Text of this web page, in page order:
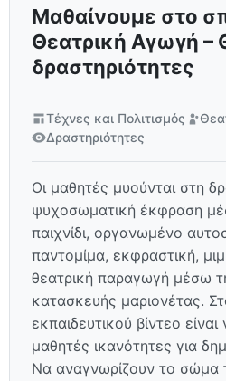
Μαθαίνουμε στο
Θεατρική Αγωγή –
δραστηριότητες
Τέχνες και Πολιτισμός
Δραστηριότητες
Οι μαθητές μυούνται στη
ψυχοσωματική έκφραση
παιχνίδι, οργανωμένο
παντομίμα, εκφραστική,
θεατρική παραγωγή μέσω
κατασκευής μαριονέτας.
εκπαιδευτικού βίντεο
μαθητές ικανότητες για
Να αναγνωρίζουν το σώμα